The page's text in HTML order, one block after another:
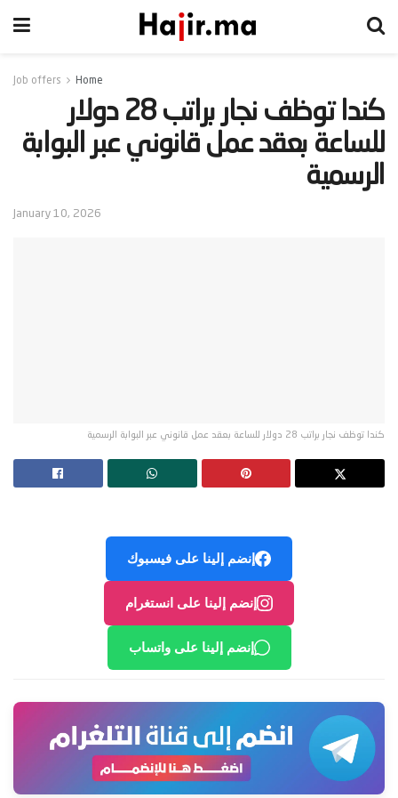
Home
Job offers
‫كندا توظف نجار براتب 28 دولار
للساعة بعقد عمل قانوني عبر البوابة
الرسمية‬
January 10, 2026
كندا توظف نجار براتب 28 دولار للساعة بعقد عمل قانوني عبر البوابة الرسمية
إنضم إلينا على فيسبوك
إنضم إلينا على انستغرام
إنضم إلينا على واتساب